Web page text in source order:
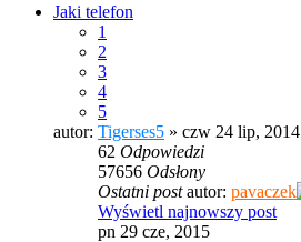
Jaki telefon
1
2
3
4
5
autor: Tigerses5 » czw 24 lip, 2014
62 Odpowiedzi
57656 Odsłony
Ostatni postautor: pavaczek
Wyświetl najnowszy post
pn 29 cze, 2015